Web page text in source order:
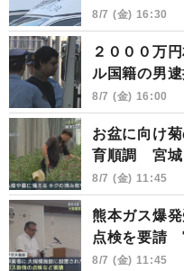
8/7 (金) 16:30
２０００万
ル国籍の男
8/7 (金) 16:00
お盆に向け
育順調 宮城
8/7 (金) 11:45
熊本ガス爆
点検を要請
8/7 (金) 11:45